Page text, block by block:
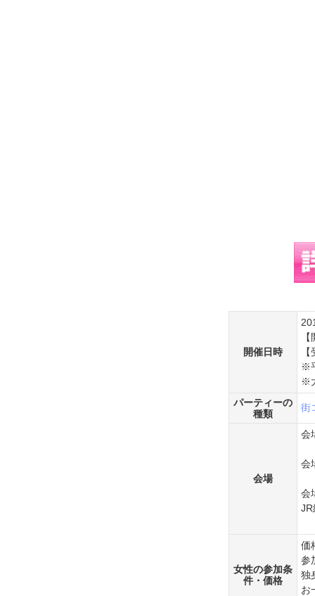
開催日時
※
※
パーティーの
種類
街
会場
会
会
会
女性の参加条
件・価格
価
参
独
お